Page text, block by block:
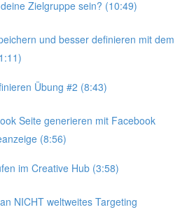
Zielgruppe sein? (10:49)
und besser definieren mit dem
Übung #2 (8:43)
Seite generieren mit Facebook
(8:56)
im Creative Hub (3:58)
NICHT weltweites Targeting